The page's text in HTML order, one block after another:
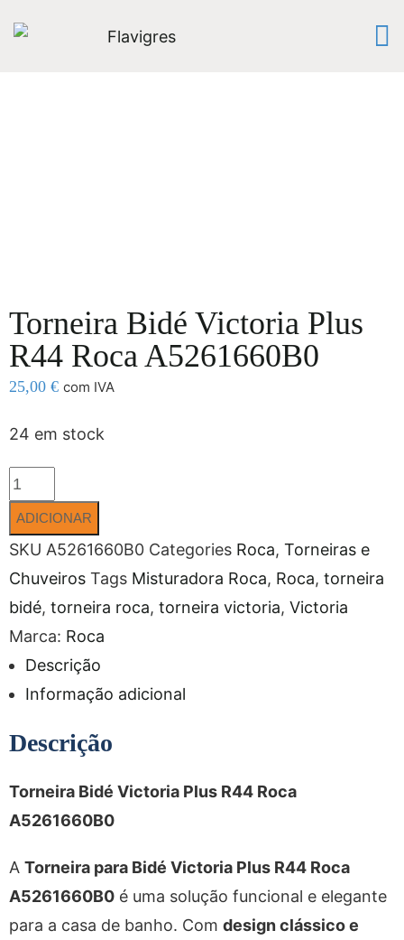
Torneira Bidé Victoria Plus
R44 Roca A5261660B0
25,00 € com IVA
24 em stock
ADICIONAR
SKU A5261660B0 Categories Roca, Torneiras e
Chuveiros Tags Misturadora Roca, Roca, torneira
bidé, torneira roca, torneira victoria, Victoria
Marca: Roca
Descrição
Informação adicional
Descrição
Torneira Bidé Victoria Plus R44 Roca
A5261660B0
A Torneira para Bidé Victoria Plus R44 Roca
A5261660B0 é uma solução funcional e elegante
para a casa de banho. Com design clássico e